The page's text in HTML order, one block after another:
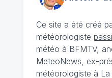
Ce site a été créé
météorologiste
météo à BFMTV,
MeteoNews, ex-
météorologiste à